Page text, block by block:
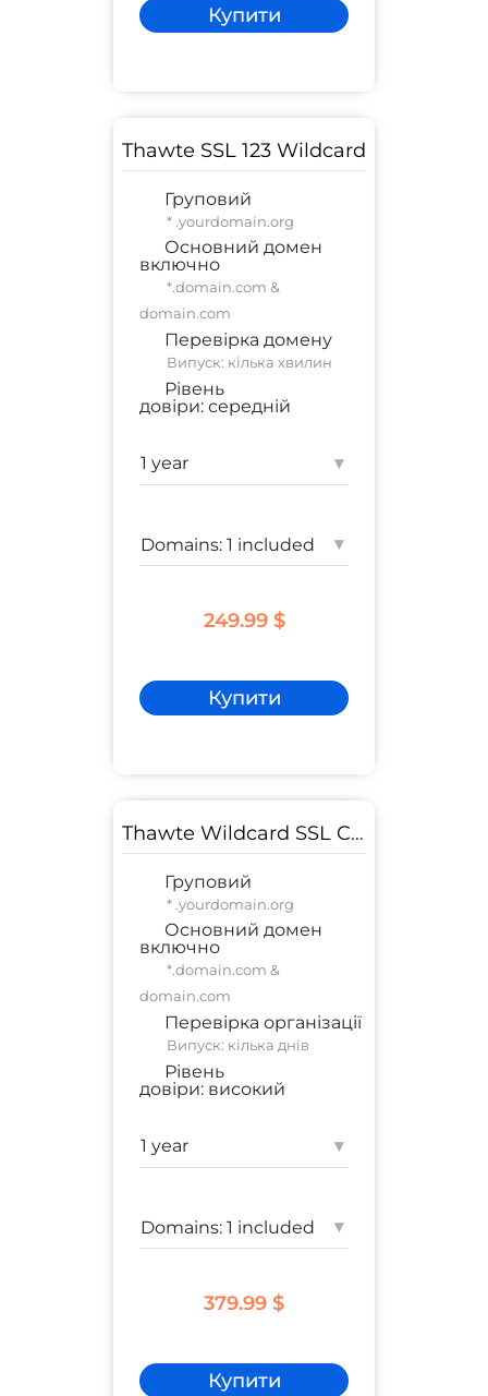
Купити
Thawte SSL 123 Wildcard
Груповий
* .yourdomain.org
Основний домен
включно
*.domain.com &
domain.com
Перевірка домену
Випуск: кілька хвилин
Рівень
довіри: середній
Гарантія: 500 000 $▾
▾
249.99 $
Купити
Thawte Wildcard SSL Certificate
Груповий
* .yourdomain.org
Основний домен
включно
*.domain.com &
domain.com
Перевірка організації
Випуск: кілька днів
Рівень
довіри: високий
Гарантія: 1 250 000 $
▾
▾
379.99 $
Купити